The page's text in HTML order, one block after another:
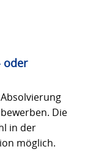
oder
Die
in der
möglich.